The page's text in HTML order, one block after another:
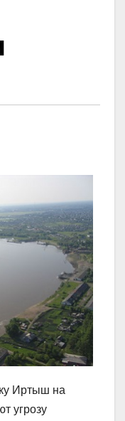
Иртыш на
угрозу